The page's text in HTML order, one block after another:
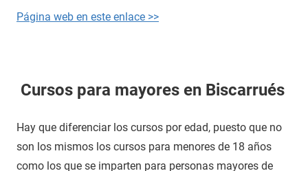
Página web en este enlace >>
Cursos para mayores en Biscarrués
Hay que diferenciar los cursos por edad, puesto que no
son los mismos los cursos para menores de 18 años
como los que se imparten para personas mayores de